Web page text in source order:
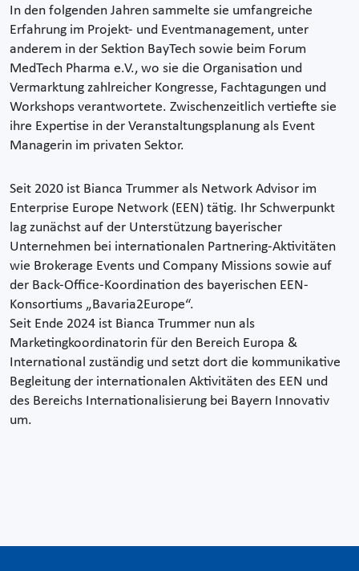
In den folgenden Jahren sammelte sie umfangreiche
Erfahrung im Projekt- und Eventmanagement, unter
anderem in der Sektion BayTech sowie beim Forum
MedTech Pharma e.V., wo sie die Organisation und
Vermarktung zahlreicher Kongresse, Fachtagungen und
Workshops verantwortete. Zwischenzeitlich vertiefte sie
ihre Expertise in der Veranstaltungsplanung als Event
Managerin im privaten Sektor.
Seit 2020 ist Bianca Trummer als Network Advisor im
Enterprise Europe Network (EEN) tätig. Ihr Schwerpunkt
lag zunächst auf der Unterstützung bayerischer
Unternehmen bei internationalen Partnering-Aktivitäten
wie Brokerage Events und Company Missions sowie auf
der Back-Office-Koordination des bayerischen EEN-
Konsortiums „Bavaria2Europe“.
Seit Ende 2024 ist Bianca Trummer nun als
Marketingkoordinatorin für den Bereich Europa &
International zuständig und setzt dort die kommunikative
Begleitung der internationalen Aktivitäten des EEN und
des Bereichs Internationalisierung bei Bayern Innovativ
um.